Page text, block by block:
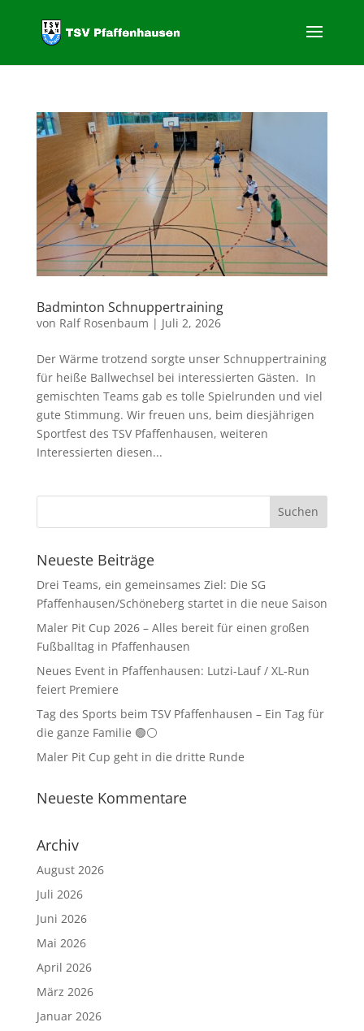
Badminton Schnuppertraining
von Ralf Rosenbaum | Juli 2, 2026
Der Wärme trotzend sorgte unser Schnuppertraining
für heiße Ballwechsel bei interessierten Gästen. In
gemischten Teams gab es tolle Spielrunden und viel
gute Stimmung. Wir freuen uns, beim diesjährigen
Sportfest des TSV Pfaffenhausen, weiteren
Interessierten diesen...
Neueste Beiträge
Drei Teams, ein gemeinsames Ziel: Die SG
Pfaffenhausen/Schöneberg startet in die neue Saison
Maler Pit Cup 2026 – Alles bereit für einen großen
Fußballtag in Pfaffenhausen
Neues Event in Pfaffenhausen: Lutzi-Lauf / XL-Run
feiert Premiere
Tag des Sports beim TSV Pfaffenhausen – Ein Tag für
die ganze Familie 🟢⚪
Maler Pit Cup geht in die dritte Runde
Neueste Kommentare
Archiv
August 2026
Juli 2026
Juni 2026
Mai 2026
April 2026
März 2026
Januar 2026